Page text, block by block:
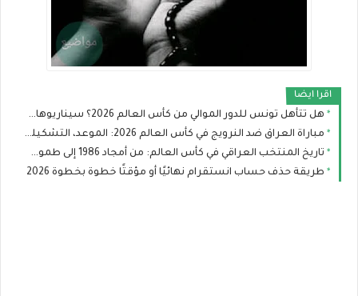
اقرا ايضا
هل تتأهل تونس للدور الموالي من كأس العالم 2026؟ سيناريوهات رينارد بعد صدمة السويد
مباراة العراق ضد النرويج في كأس العالم 2026: الموعد، التشكيلة المتوقعة والقنوات الناقلة
تاريخ المنتخب العراقي في كأس العالم: من أمجاد 1986 إلى طموح مونديال 2026
طريقة حذف حساب انستقرام نهائيًا أو مؤقتًا خطوة بخطوة 2026